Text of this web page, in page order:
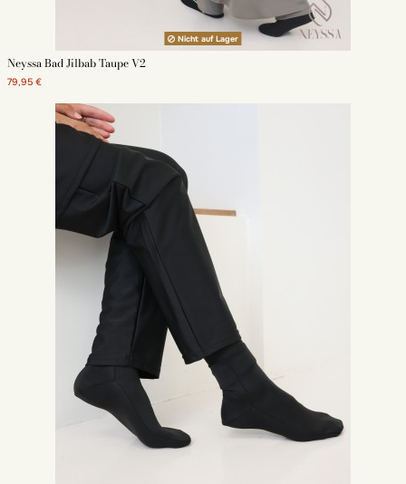
Nicht auf Lager
Neyssa Bad Jilbab Taupe V2
79,95 €